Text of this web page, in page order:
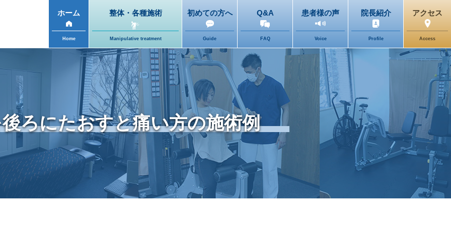
ホーム
Home
整体・各種施術
Manipulative treatment
初めての方へ
Guide
Q&A
FAQ
患者様の声
Voice
院長紹介
Profile
アクセス
Access
ろにたおすと痛い方の施術例